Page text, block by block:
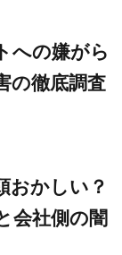
への嫌がら
の徹底調査
おかしい？
会社側の闇